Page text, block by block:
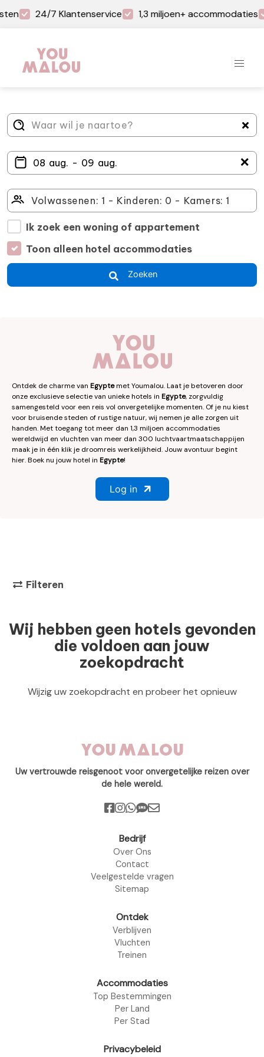
24/7 Klantenservice 1,3 miljoen+ accommodaties
＋
Ik zoek een woning of appartement
Toon alleen hotel accommodaties
Zoeken
Ontdek de charme van Egyptemet Youmalou. Laat je betoveren door
onze exclusieve selectie van unieke hotels in Egypte, zorgvuldig
samengesteld voor een reis vol onvergetelijke momenten. Of je nu kiest
voor bruisende steden of rustige natuur, wij nemen je alle zorgen uit
handen. Met toegang tot meer dan 1,3 miljoen accommodaties
wereldwijd en vluchten van meer dan 300 luchtvaartmaatschappijen
maak je in één klik je droomreis werkelijkheid. Jouw avontuur begint
hier. Boek nu jouw hotel in Egypte!
Log in
Filteren
Wij hebben geen hotels gevonden
die voldoen aan jouw
zoekopdracht
Wijzig uw zoekopdracht en probeer het opnieuw
Uw vertrouwde reisgenoot voor onvergetelijke reizen over
de hele wereld.
Bedrijf
Over Ons
Contact
Veelgestelde vragen
Sitemap
Ontdek
Verblijven
Vluchten
Treinen
Accommodaties
Top Bestemmingen
Per Land
Per Stad
Privacybeleid